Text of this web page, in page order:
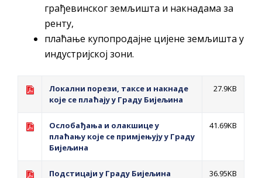
грађевинског земљишта и накнадама за
ренту,
плаћање купопродајне цијене земљишта у
индустријској зони.
Локални порези, таксе и накнаде
које се плаћају у Граду Бијељина
27.9KB
Ослобађања и олакшице у
плаћању које се примјењују у Граду
Бијељина
41.69KB
Подстицаји у Граду Бијељина 36.95KB